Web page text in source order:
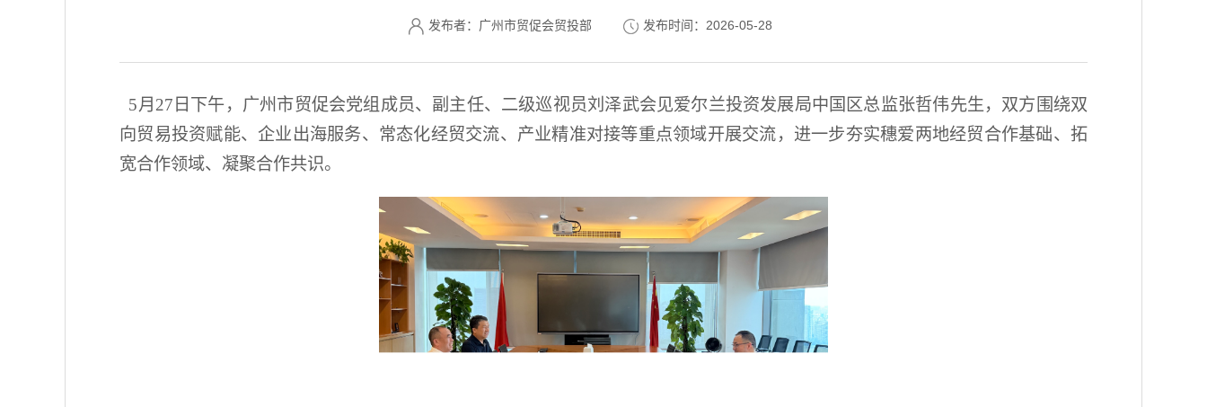
发布者：广州市贸促会贸投部 发布时间：2026-05-28
5月27日下午，广州市贸促会党组成员、副主任、二级巡视员刘泽武会见爱尔兰投资发展局中国区总监张哲伟先生，双方围绕双
向贸易投资赋能、企业出海服务、常态化经贸交流、产业精准对接等重点领域开展交流，进一步夯实穗爱两地经贸合作基础、拓
宽合作领域、凝聚合作共识。